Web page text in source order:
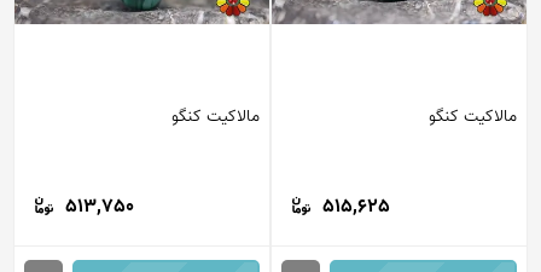
مالاکیت کنگو
515,625
مالاکیت کنگو
513,750